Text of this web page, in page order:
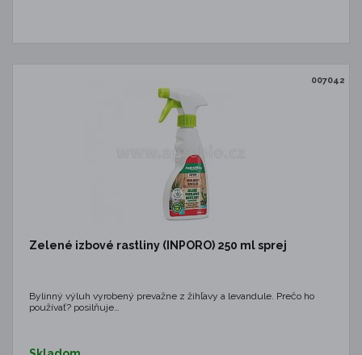
007042
Zelené izbové rastliny (INPORO) 250 ml sprej
Bylinný výluh vyrobený prevažne z žihľavy a levandule. Prečo ho
používať? posilňuje…